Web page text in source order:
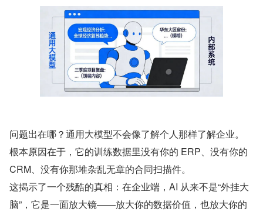
问题出在哪？通用大模型不会像了解个人那样了解企业。
根本原因在于，它的训练数据里没有你的 ERP、没有你的
CRM、没有你那堆杂乱无章的合同扫描件。
这揭示了一个残酷的真相：在企业端，AI 从来不是“外挂大
脑”，它是一面放大镜——放大你的数据价值，也放大你的